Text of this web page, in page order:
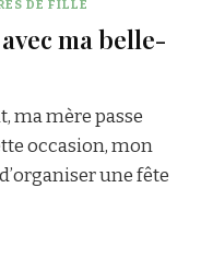
DE FILLE
ma belle-
ma mère passe
occasion, mon
une fête